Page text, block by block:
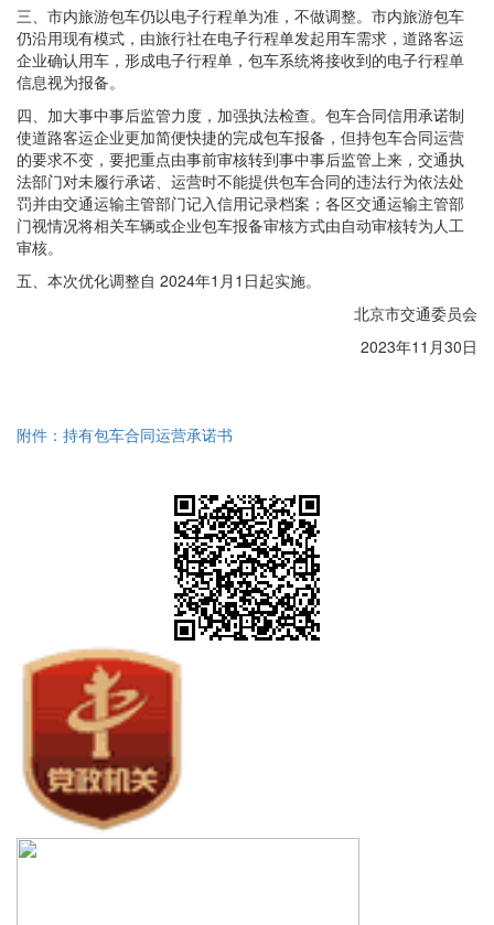
三、市内旅游包车仍以电子行程单为准，不做调整。市内旅游包车
仍沿用现有模式，由旅行社在电子行程单发起用车需求，道路客运
企业确认用车，形成电子行程单，包车系统将接收到的电子行程单
信息视为报备。
四、加大事中事后监管力度，加强执法检查。包车合同信用承诺制
使道路客运企业更加简便快捷的完成包车报备，但持包车合同运营
的要求不变，要把重点由事前审核转到事中事后监管上来，交通执
法部门对未履行承诺、运营时不能提供包车合同的违法行为依法处
罚并由交通运输主管部门记入信用记录档案；各区交通运输主管部
门视情况将相关车辆或企业包车报备审核方式由自动审核转为人工
审核。
五、本次优化调整自 2024年1月1日起实施。
北京市交通委员会
2023年11月30日
附件：持有包车合同运营承诺书